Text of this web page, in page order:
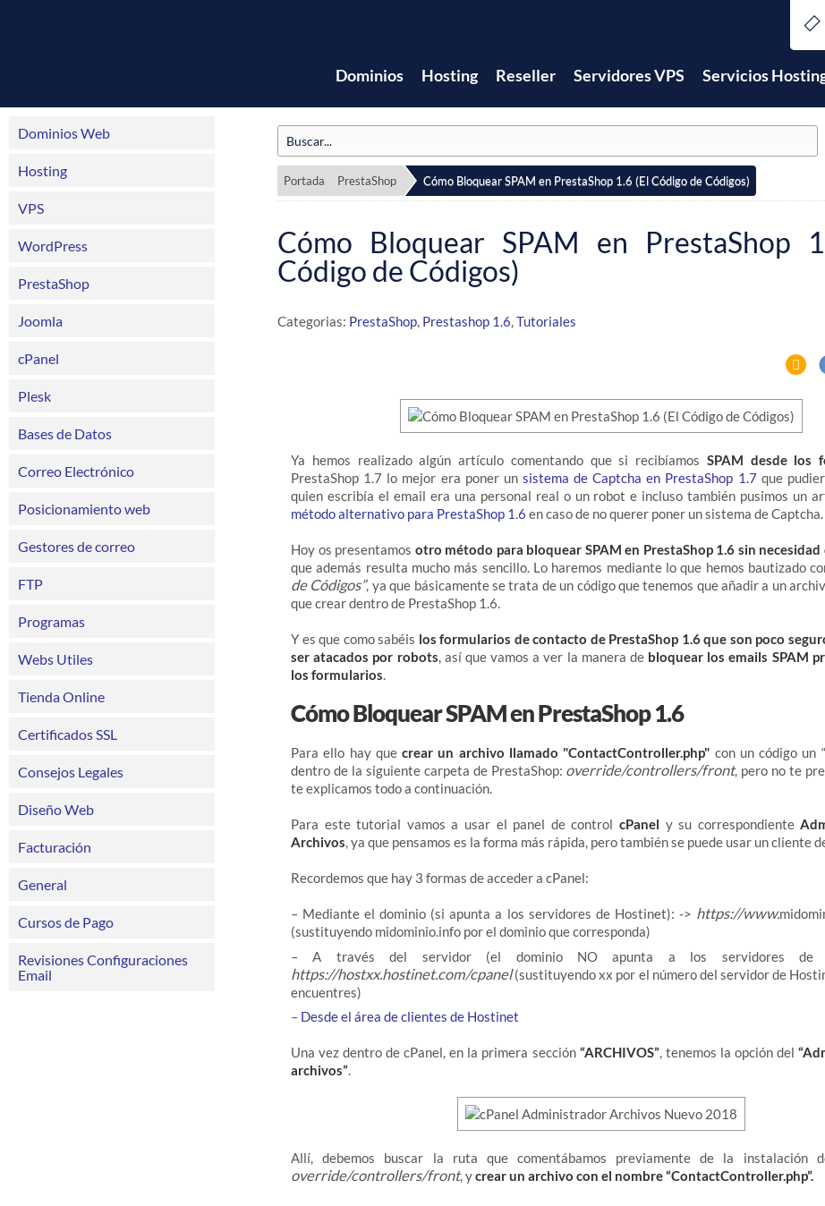
Dominios Hosting Reseller Servidores VPS Servicios
Dominios Web
Hosting
VPS
WordPress
PrestaShop
Joomla
cPanel
Plesk
Bases de Datos
Correo Electrónico
Posicionamiento web
Gestores de correo
FTP
Programas
Webs Utiles
Tienda Online
Certificados SSL
Consejos Legales
Diseño Web
Facturación
General
Cursos de Pago
Revisiones Configuraciones
Email
Portada PrestaShop Cómo Bloquear SPAM en PrestaShop 1.6 (El Código de Códigos)
Cómo Bloquear SPAM en PrestaShop
Código de Códigos)
Categorias: PrestaShop, Prestashop 1.6,Tutoriales
Ya hemos realizado algún artículo comentando que si recibíamos SPAM desde los
PrestaShop 1.7 lo mejor era poner un sistema de Captcha en PrestaShop 1.7que
quien escribía el email era una personal real o un robot e incluso también pusimos un
método alternativo para PrestaShop 1.6 en caso de no querer poner un sistema de Captcha.
Hoy os presentamos otro método para bloquear SPAM en PrestaShop 1.6 sin necesidad
que además resulta mucho más sencillo. Lo haremos mediante lo que hemos bautizado
de Códigos”, ya que básicamente se trata de un código que tenemos que añadir a un
que crear dentro de PrestaShop 1.6.
Y es que como sabéis los formularios de contacto de PrestaShop 1.6 que son poco
ser atacados por robots, así que vamos a ver la manera debloquear los emails SPAM
los formularios.
Cómo Bloquear SPAM en PrestaShop 1.6
Para ello hay quecrear un archivo llamado "ContactController.php" con un código un
dentro de la siguiente carpeta de PrestaShop: override/controllers/front, pero no te
te explicamos todo a continuación.
Para este tutorial vamos a usar el panel de control cPanel y su correspondiente
Archivos, ya que pensamos es la forma más rápida, pero también se puede usar un cliente
Recordemos que hay 3 formas de acceder a cPanel:
– Mediante el dominio (si apunta a los servidores de Hostinet): -> https://www.
(sustituyendo midominio.info por el dominio que corresponda)
– A través del servidor (el dominio NO apunta a los servidores de
https://hostxx.hostinet.com/cpanel(sustituyendo xx por el número del servidor de
encuentres)
– Desde el área de clientes de Hostinet
Una vez dentro de cPanel, en la primera sección “ARCHIVOS”, tenemos la opción del
archivos”.
Allí, debemos buscar la ruta que comentábamos previamente de la instalación
override/controllers/front, ycrear un archivo con el nombre “ContactController.php”.